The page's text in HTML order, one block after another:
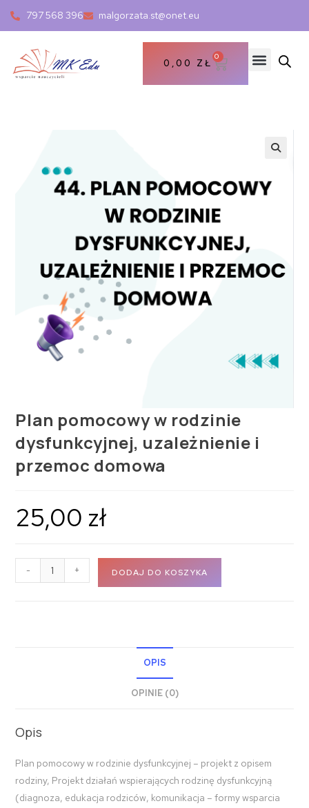
797 568 396 malgorzata.st@onet.eu
0,00 ZŁ
0
Plan pomocowy w rodzinie
dysfunkcyjnej, uzależnienie i
przemoc domowa
25,00 zł
- + DODAJ DO KOSZYKA
OPIS
OPINIE (0)
Opis
Plan pomocowy w rodzinie dysfunkcyjnej – projekt z opisem
rodziny, Projekt działań wspierających rodzinę dysfunkcyjną
(diagnoza, edukacja rodziców, komunikacja – formy wsparcia